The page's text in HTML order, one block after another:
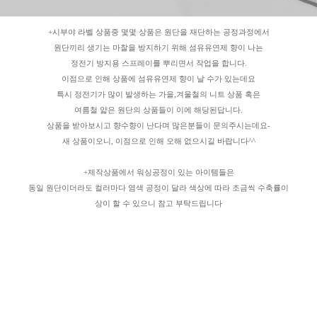
+시부야 라벨 상품중 몇몇 상품은 원단을 재단하는 공정과정에서
원단끼리 생기는 마찰을 방지하기 위해 섬유유연제 향이 나는
정전기 방지용 스프레이를 뿌리면서 작업을 합니다.
이점으로 인해 상품에 섬유유연제 향이 날 수가 있는데요
특시 정전기가 많이 발생하는 가을,겨울철의 니트 상품 혹은
여름철 얇은 원단의 상품들이 이에 해당된답니다.
상품을 받아보시고 향수향이 난다며 많은분들이 문의주시는데요-
새 상품이오니, 이점으로 인해 오해 없으시길 바랍니다^^
+제작상품에서 워싱공정이 있는 아이템들은
동일 원단이더라도 컬러마다 염색 공정이 달라 색상에 따라 조금씩 수축률이
상이 할 수 있으니 참고 부탁드립니다